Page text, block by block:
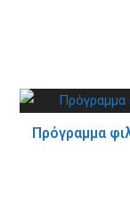
Πρόγραμμα